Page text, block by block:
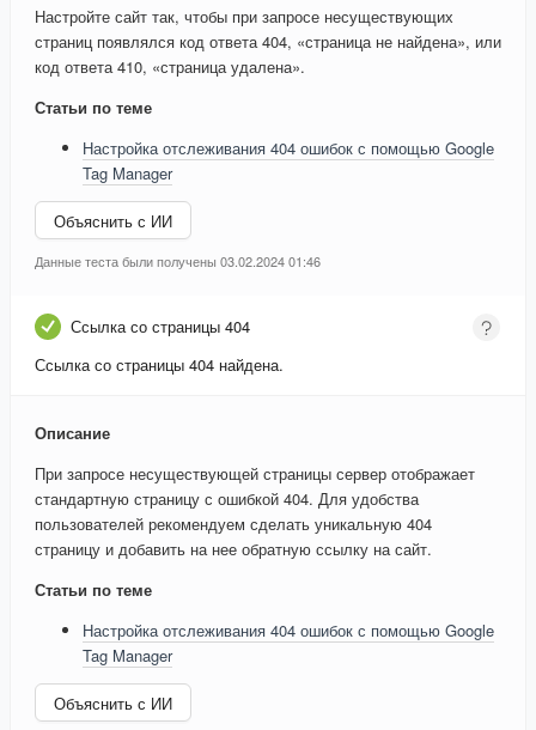
Настройте сайт так, чтобы при запросе несуществующих
страниц появлялся код ответа 404, «страница не найдена», или
код ответа 410, «страница удалена».
Статьи по теме
Настройка отслеживания 404 ошибок с помощью Google
Tag Manager
Объяснить с ИИ
Данные теста были получены 03.02.2024 01:46
Ссылка со страницы 404
Ссылка со страницы 404 найдена.
Описание
При запросе несуществующей страницы сервер отображает
стандартную страницу с ошибкой 404. Для удобства
пользователей рекомендуем сделать уникальную 404
страницу и добавить на нее обратную ссылку на сайт.
Статьи по теме
Настройка отслеживания 404 ошибок с помощью Google
Tag Manager
Объяснить с ИИ